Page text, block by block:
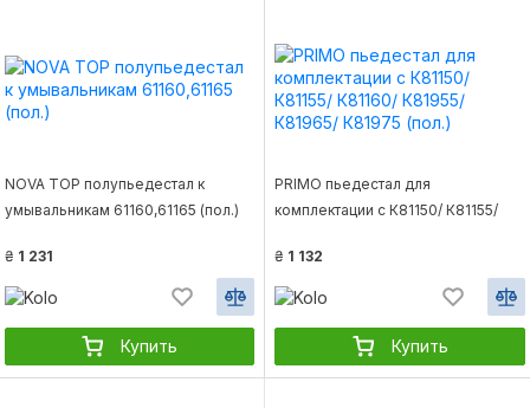
NOVA TOP полупьедестал к
умывальникам 61160,61165 (пол.)
₴ 1 231
Купить
PRIMO пьедестал для
комплектации с К81150/ К81155/
(пол.)
₴ 1 132
Купить